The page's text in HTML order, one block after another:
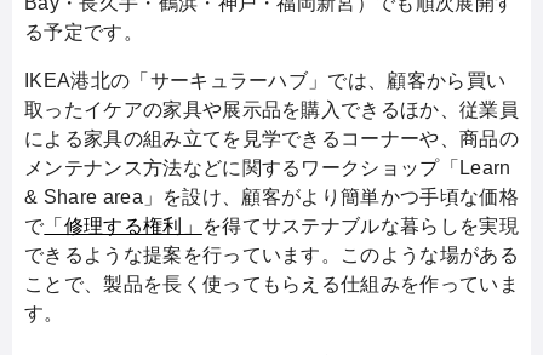
る予定です。
IKEA港北の「サーキュラーハブ」では、顧客から買い
取ったイケアの家具や展示品を購入できるほか、従業員
による家具の組み立てを見学できるコーナーや、商品の
メンテナンス方法などに関するワークショップ「Learn
& Share area」を設け、顧客がより簡単かつ手頃な価格
で 「修理する権利」
を得てサステナブルな暮らしを実現
できるような提案を行っています。このような場がある
ことで、製品を長く使ってもらえる仕組みを作っていま
す。